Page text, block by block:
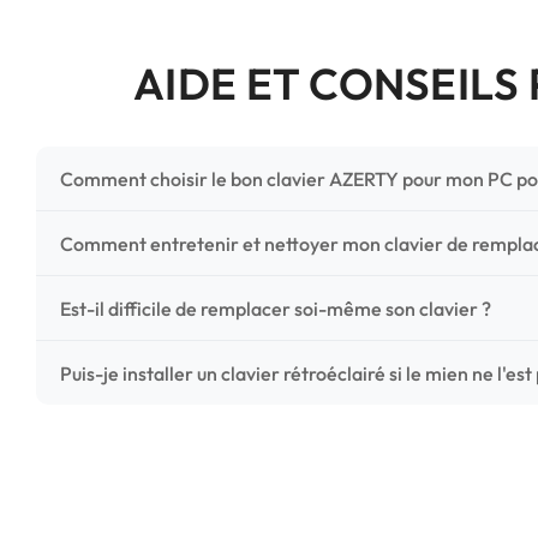
AIDE ET CONSEILS
Comment choisir le bon clavier AZERTY pour mon PC
Pour ne pas vous tromper, vérifiez trois points critiques
Comment entretenir et nettoyer mon clavier de
Un entretien régulier prolonge la vie de vos touches.
Est-il difficile de remplacer soi-même son clavier ?
C'est une réparation accessible et très économique !
Puis-je installer un clavier rétroéclairé si le mien ne l'est